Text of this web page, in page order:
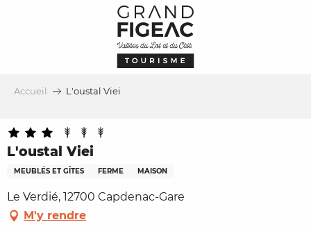
Accueil L'oustal Viei
L'oustal Viei
MEUBLÉS ET GÎTES FERME MAISON
Le Verdié, 12700 Capdenac-Gare
M'y rendre